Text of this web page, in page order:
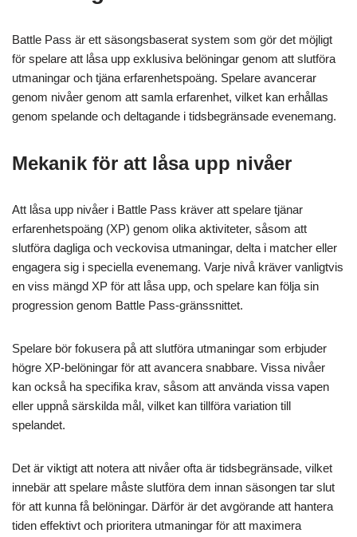
Battle Pass är ett säsongsbaserat system som gör det möjligt
för spelare att låsa upp exklusiva belöningar genom att slutföra
utmaningar och tjäna erfarenhetspoäng. Spelare avancerar
genom nivåer genom att samla erfarenhet, vilket kan erhållas
genom spelande och deltagande i tidsbegränsade evenemang.
Mekanik för att låsa upp nivåer
Att låsa upp nivåer i Battle Pass kräver att spelare tjänar
erfarenhetspoäng (XP) genom olika aktiviteter, såsom att
slutföra dagliga och veckovisa utmaningar, delta i matcher eller
engagera sig i speciella evenemang. Varje nivå kräver vanligtvis
en viss mängd XP för att låsa upp, och spelare kan följa sin
progression genom Battle Pass-gränssnittet.
Spelare bör fokusera på att slutföra utmaningar som erbjuder
högre XP-belöningar för att avancera snabbare. Vissa nivåer
kan också ha specifika krav, såsom att använda vissa vapen
eller uppnå särskilda mål, vilket kan tillföra variation till
spelandet.
Det är viktigt att notera att nivåer ofta är tidsbegränsade, vilket
innebär att spelare måste slutföra dem innan säsongen tar slut
för att kunna få belöningar. Därför är det avgörande att hantera
tiden effektivt och prioritera utmaningar för att maximera